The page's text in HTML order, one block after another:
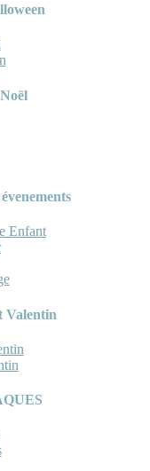
Noël
Enfant
Valentin